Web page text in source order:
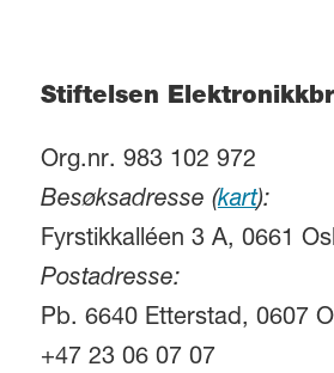
Stiftelsen
Org.nr. 983 102 972
Besøksadresse (kart):
Fyrstikkalléen 3 A, 0661
Postadresse:
Pb. 6640 Etterstad, 0607
+47 23 06 07 07